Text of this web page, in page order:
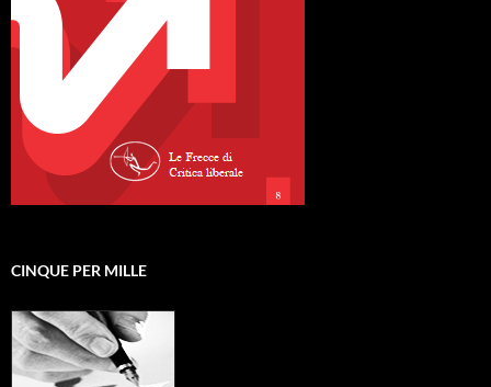
CINQUE PER MILLE